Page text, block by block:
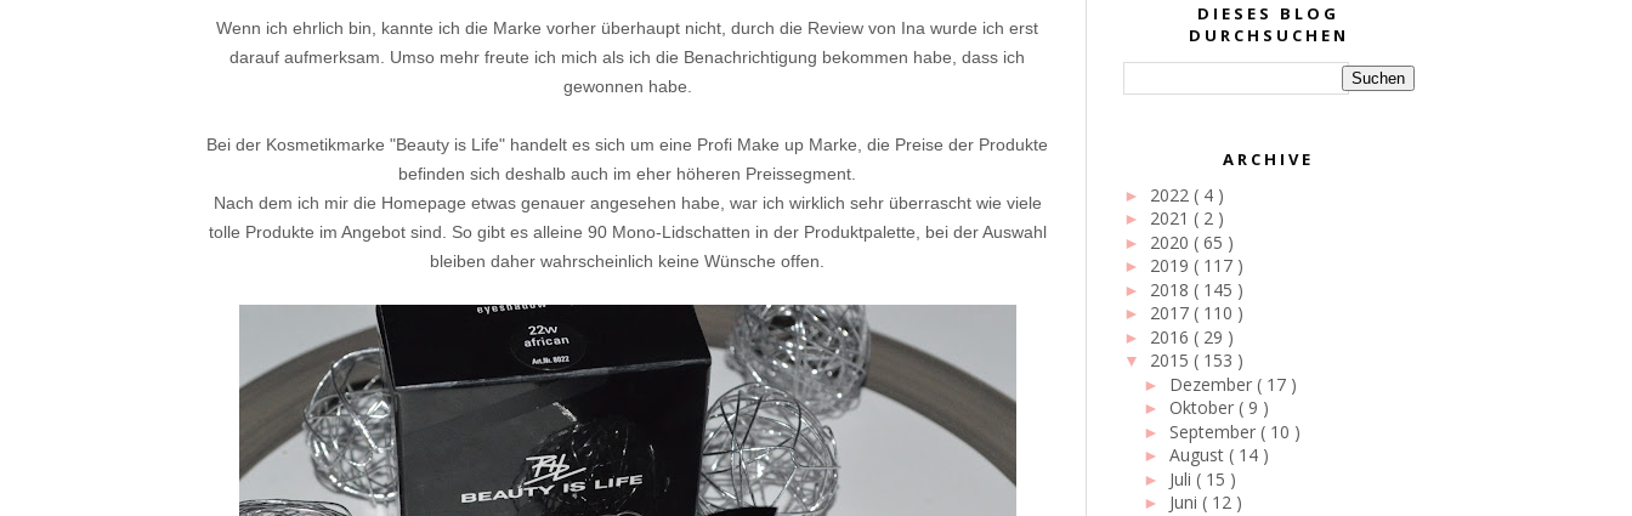
Wenn ich ehrlich bin, kannte ich die Marke vorher überhaupt nicht, durch die Review von Ina wurde ich erst
darauf aufmerksam. Umso mehr freute ich mich als ich die Benachrichtigung bekommen habe, dass ich
gewonnen habe.
Bei der Kosmetikmarke "Beauty is Life" handelt es sich um eine Profi Make up Marke, die Preise der Produkte
befinden sich deshalb auch im eher höheren Preissegment.
Nach dem ich mir die Homepage etwas genauer angesehen habe, war ich wirklich sehr überrascht wie viele
tolle Produkte im Angebot sind. So gibt es alleine 90 Mono-Lidschatten in der Produktpalette, bei der Auswahl
bleiben daher wahrscheinlich keine Wünsche offen.
DIESES BLOG
DURCHSUCHEN
ARCHIVE
► 2022 ( 4 )
► 2021 ( 2 )
► 2020 ( 65 )
► 2019 ( 117 )
► 2018 ( 145 )
► 2017 ( 110 )
► 2016 ( 29 )
▼ 2015 ( 153 )
► Dezember( 17 )
►Oktober( 9 )
► September( 10 )
►August( 14 )
► Juli( 15 )
► Juni( 12 )